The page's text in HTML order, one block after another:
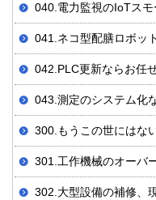
040.電力監視のIoTスモ
041.ネコ型配膳ロボッ
042.PLC更新ならお任
043.測定のシステム化
300.もうこの世にはな
301.工作機械のオーバ
302.大型設備の補修、